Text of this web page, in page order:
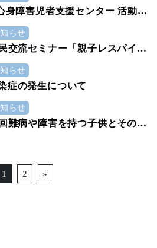
身障害児者支援センター 活動報
らせ
交流セミナー「親子レスパイト
らせ
症の発生について
らせ
難病や障害を持つ子供とその家
1 2 »